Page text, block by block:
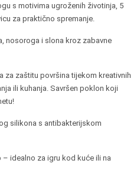
s motivima ugroženih životinja, 5
za praktično spremanje.
nosoroga i slona kroz zabavne
za zaštitu površina tijekom kreativnih
ili kuhanja. Savršen poklon koji
silikona s antibakterijskom
idealno za igru kod kuće ili na